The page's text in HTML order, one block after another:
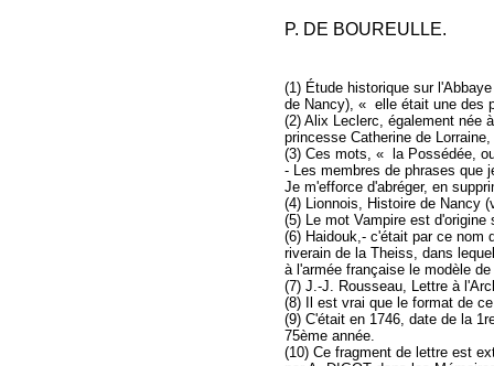
P. DE BOUREULLE.
(1) Étude historique sur
de Nancy), « elle était une des
(2) Alix Leclerc, également née
princesse Catherine de
(3) Ces mots, « la Possédée,
- Les membres de phrases que
Je m'efforce d'abréger, en
(4) Lionnois, Histoire de Nancy
(5) Le mot Vampire est
(6) Haidouk,- c'était par ce nom
riverain de la Theiss, dans
à l'armée française le modèle
(7) J.-J. Rousseau, Lettre à
(8) Il est vrai que le format de
(9) C'était en 1746, date de la
75ème année.
(10) Ce fragment de lettre est